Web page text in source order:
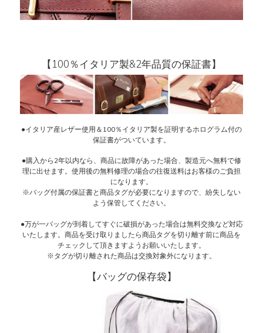
【100％イタリア製&2年品質の保証書】
●イタリア産レザー使用＆100％イタリア製を証明するホログラム付の
保証書がついています。
●購入から2年以内なら、商品に故障があった場合、製造元へ無料で修
理に出せます。使用後の無料修理の場合の往復送料はお客様のご負担
になります。
※バッグ付属の保証書と商品タグが必要になりますので、紛失しない
よう保管してください。
●万が一バッグが到着してすぐに破損があった場合は無料交換など対応
いたします。商品を受け取りましたら商品タグを切り離す前に商品を
チェックして頂きますようお願いいたします。
※タグが切り離された商品は交換対象外になります。
【バッグの保存袋】